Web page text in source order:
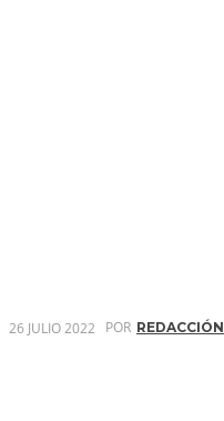
26 JULIO 2022 POR REDACCIÓN